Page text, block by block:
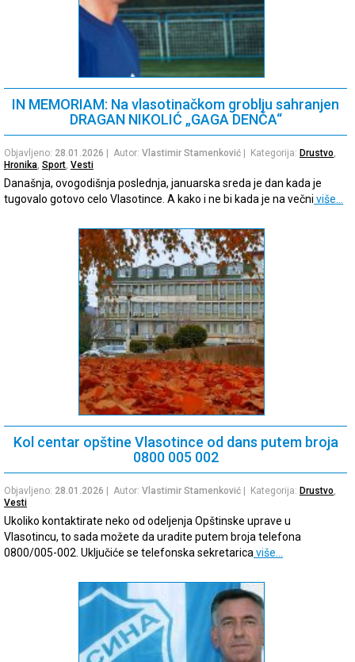
IN MEMORIAM: Na vlasotinačkom groblju sahranjen
DRAGAN NIKOLIĆ „GAGA DENČA“
Objavljeno: 28.01.2026 | Autor: Vlastimir Stamenković | Kategorija: Drustvo,
Hronika, Sport, Vesti
Današnja, ovogodišnja poslednja, januarska sreda je dan kada je
tugovalo gotovo celo Vlasotince. A kako i ne bi kada je na večni više…
Kol centar opštine Vlasotince od dans putem broja
0800 005 002
Objavljeno: 28.01.2026 | Autor: Vlastimir Stamenković | Kategorija: Drustvo,
Vesti
Ukoliko kontaktirate neko od odeljenja Opštinske uprave u
Vlasotincu, to sada možete da uradite putem broja telefona
0800/005-002. Uključiće se telefonska sekretarica više…